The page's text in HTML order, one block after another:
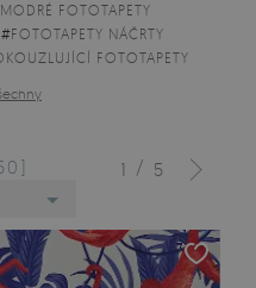
MODRÉ FOTOTAPETY
#FOTOTAPETY NÁČRTY
FOTOTAPETY
1 / 5